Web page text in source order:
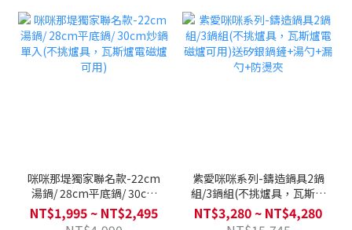
咪咪那堤獨家聯名款-22cm
湯鍋/ 28cm平底鍋/ 30cm
炒鍋 單入(不挑爐具，瓦斯
爐電磁爐可用)
NT$1,995 ~ NT$2,495
紫愛咪咪系列-鑄造鍋具2鍋
組/3鍋組(不挑爐具，瓦斯爐
電磁爐可用)送矽銀鍋鏟+湯
勺+漏勺+防燙夾
NT$3,280 ~ NT$4,280